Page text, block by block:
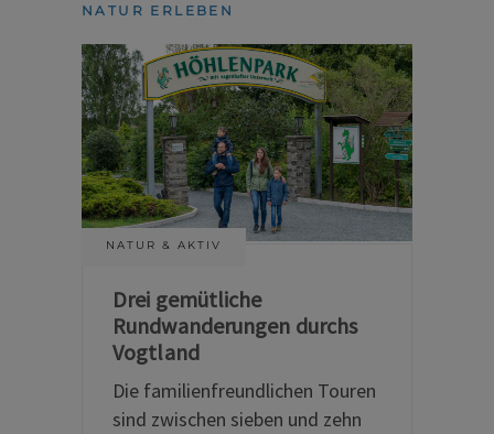
NATUR ERLEBEN
NATUR & AKTIV
Drei gemütliche
Rundwanderungen durchs
Vogtland
Die familienfreundlichen Touren
sind zwischen sieben und zehn